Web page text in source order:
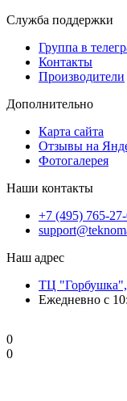
Служба поддержки
Группа в
Контакты
Производители
Дополнительно
Карта сайта
Отзывы на
Фотогалерея
Наши контакты
+7 (495) 765-
Наш адрес
ТЦ "Горбушка",
Ежедневно с
0
0